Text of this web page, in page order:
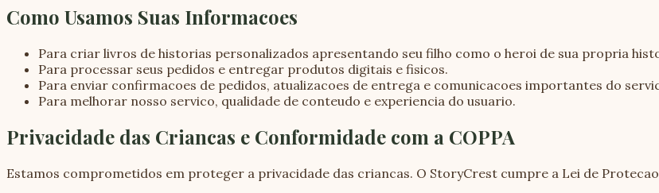
Como Usamos Suas Informacoes
Para criar livros de historias personalizados apresentando seu filho como o heroi de sua propria
Para processar seus pedidos e entregar produtos digitais e fisicos.
Para enviar confirmacoes de pedidos, atualizacoes de entrega e comunicacoes importantes do
Para melhorar nosso servico, qualidade de conteudo e experiencia do usuario.
Privacidade das Criancas e Conformidade com a COPPA
Estamos comprometidos em proteger a privacidade das criancas. O StoryCrest cumpre a Lei de Protecao